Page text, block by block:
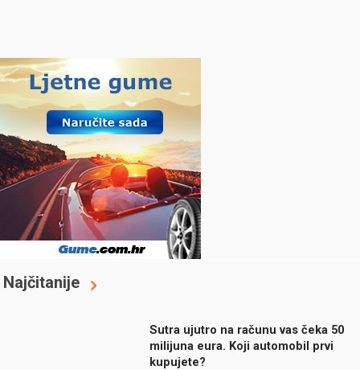
Najčitanije
Sutra ujutro na računu vas čeka 50
milijuna eura. Koji automobil prvi
kupujete?